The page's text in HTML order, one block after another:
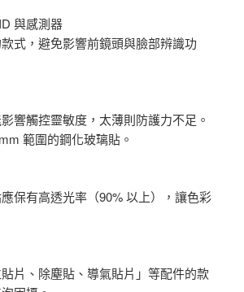
與感測器
式，避免影響前鏡頭與臉部辨識功
響觸控靈敏度，太薄則防護力不足。
範圍的鋼化玻璃貼。
保有高透光率（90% 以上），讓色彩
片、除塵貼、導氣貼片」等配件的款